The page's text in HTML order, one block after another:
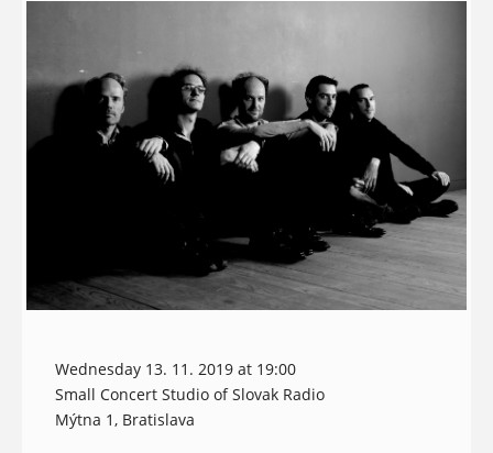
Wednesday 13. 11. 2019 at 19:00
Small Concert Studio of Slovak Radio
Mýtna 1, Bratislava